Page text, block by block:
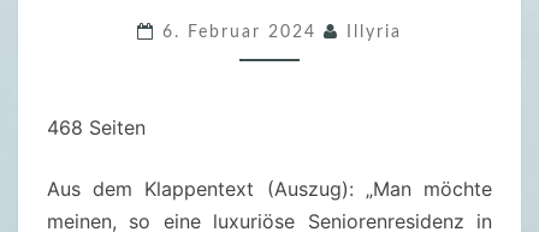
2
R
6. Februar 2024 Illyria
468 Seiten
Aus dem Klappentext (Auszug): „Man möchte
meinen, so eine luxuriöse Seniorenresidenz in